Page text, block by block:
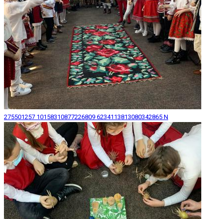
275501257 10158310877226809 6234113813080342865 N